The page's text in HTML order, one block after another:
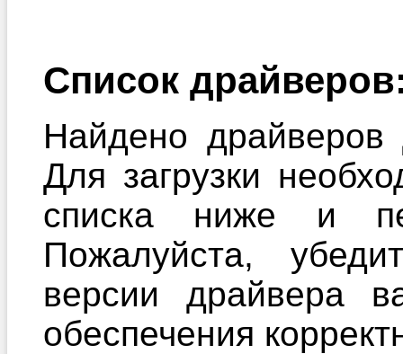
Список
Найдено
Для загрузки
списка ниже и
Пожалуйста,
версии драйвера
обеспечения